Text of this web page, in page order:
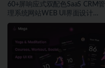
60+屏响应式双配色SaaS CRM管
理系统网站WEB UI界面设计
Figma模板套件